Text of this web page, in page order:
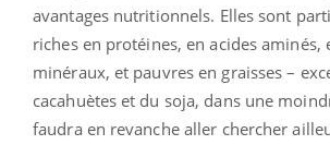
avantages nutritionnels. Elles sont
riches en protéines, en acides aminés,
minéraux, et pauvres en graisses –
cacahuètes et du soja, dans une
faudra en revanche aller chercher